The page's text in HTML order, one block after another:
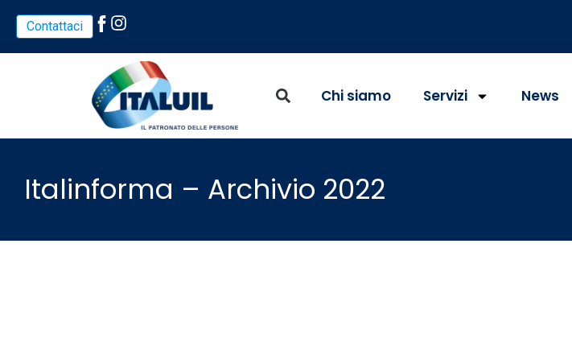
contenuto
Contattaci
Chi siamo Servizi News
Italinforma – Archivio 2022